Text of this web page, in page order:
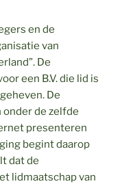
en de
van
De
een B.V. die lid is
De
de zelfde
presenteren
begint daarop
dat de
lidmaatschap van